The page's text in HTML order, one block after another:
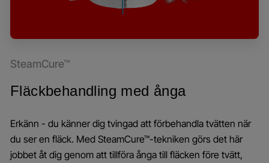
SteamCure™
Fläckbehandling med ånga
Erkänn - du känner dig tvingad att förbehandla tvätten när
du ser en fläck. Med SteamCure™-tekniken görs det här
jobbet åt dig genom att tillföra ånga till fläcken före tvätt,